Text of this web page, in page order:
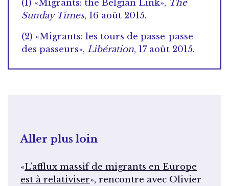
(1) «Migrants: the Belgian Link», The
Sunday Times, 16 août 2015.
(2) «Migrants: les tours de passe-passe
des passeurs», Libération, 17 août 2015.
Aller plus loin
«L’afflux massif de migrants en Europe
est à relativiser», rencontre avec Olivier